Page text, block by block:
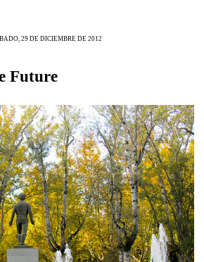
29 DE DICIEMBRE DE 2012
Future